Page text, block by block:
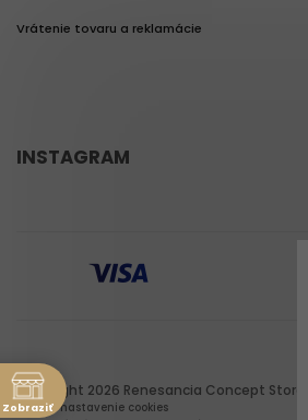
Vrátenie tovaru a reklamácie
INSTAGRAM
Copyright 2026 Renesancia Concept Store
Upraviť nastavenie cookies
Zobraziť